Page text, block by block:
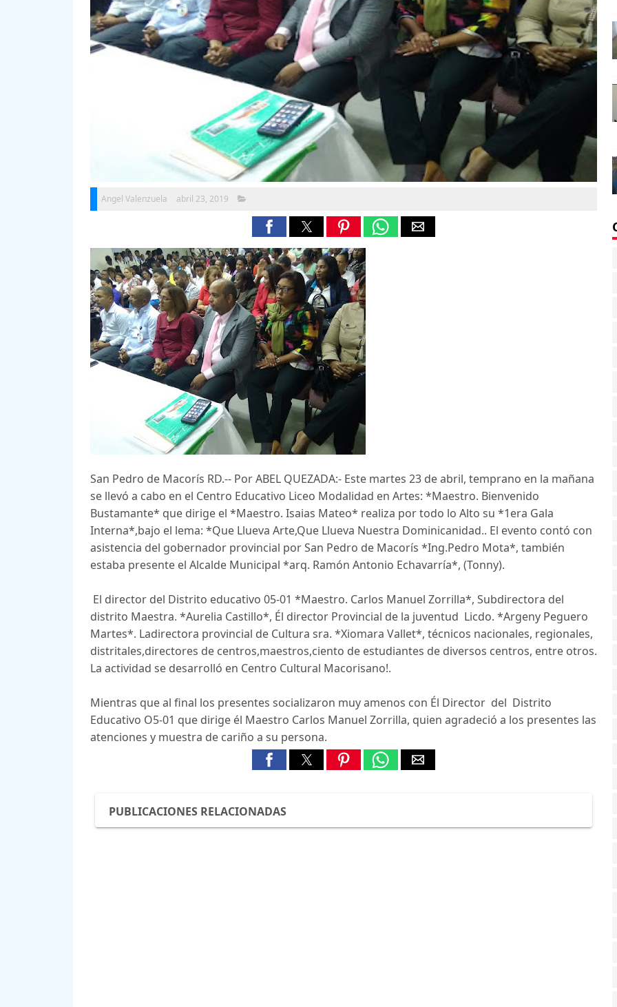
Angel Valenzuela abril 23, 2019
San Pedro de Macorís RD.-- Por ABEL QUEZADA:- Este martes 23 de abril, temprano en la mañana
se llevó a cabo en el Centro Educativo Liceo Modalidad en Artes: *Maestro. Bienvenido
Bustamante* que dirige el *Maestro. Isaias Mateo* realiza por todo lo Alto su *1era Gala
Interna*,bajo el lema: *Que Llueva Arte,Que Llueva Nuestra Dominicanidad.. El evento contó con
asistencia del gobernador provincial por San Pedro de Macorís *Ing.Pedro Mota*, también
estaba presente el Alcalde Municipal *arq. Ramón Antonio Echavarría*, (Tonny).
El director del Distrito educativo 05-01 *Maestro. Carlos Manuel Zorrilla*, Subdirectora del
distrito Maestra. *Aurelia Castillo*, Él director Provincial de la juventud Licdo. *Argeny Peguero
Martes*. Ladirectora provincial de Cultura sra. *Xiomara Vallet*, técnicos nacionales, regionales,
distritales,directores de centros,maestros,ciento de estudiantes de diversos centros, entre otros.
La actividad se desarrolló en Centro Cultural Macorisano!.
Mientras que al final los presentes socializaron muy amenos con Él Director del Distrito
Educativo O5-01 que dirige él Maestro Carlos Manuel Zorrilla, quien agradeció a los presentes las
atenciones y muestra de cariño a su persona.
PUBLICACIONES RELACIONADAS